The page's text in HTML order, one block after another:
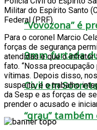
“Vovozona” é
9mm furtada
Civil em
“grau”
Militar do Espírito Santo
Federal (PRF).
Para o coronel Marcio
forças de segurança
atendidas e que o
fato. “Nossa
vítimas. Depois disso,
suspeito, e o trabalho
da Sesp e as forças de
prender o acusado e